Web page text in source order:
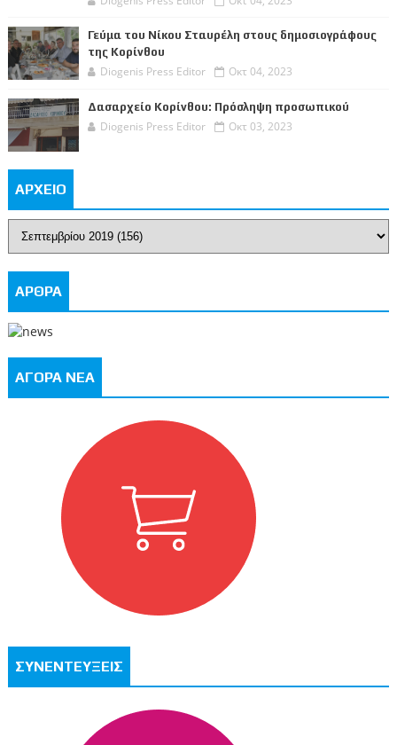
Γεύμα του Νίκου Σταυρέλη στους δημοσιογράφους
της Κορίνθου
Diogenis Press Editor Οκτ 04, 2023
Δασαρχείο Κορίνθου: Πρόσληψη προσωπικού
Diogenis Press Editor Οκτ 03, 2023
ΑΡΧΕΙΟ
ΑΡΘΡΑ
ΑΓΟΡΑ ΝΕΑ
ΣΥΝΕΝΤΕΥΞΕΙΣ